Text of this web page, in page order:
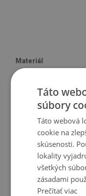
Materiál
Veľkosť panelu:
Hrúbka obkladu
Použitie
Interiéry izieb;
Steny, podlahy, stropy;
Môže sa lepiť na
Táto
súbory
Táto webová
cookie na
skúsenosti.
lokality
všetkých
zásadami
Prečítať viac